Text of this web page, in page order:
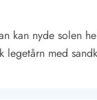
kan nyde solen
med